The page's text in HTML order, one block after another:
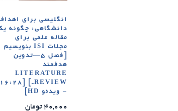
انگلیسی برای
دانشگاهی: چگونه
مقاله علمی برای
مجلات ISI بنویسیم
[فصل ۵—تدوین
هدفمند
LITERATURE
REVIEWـ] [16:28
– ویدئو HD]
40,000 تومان